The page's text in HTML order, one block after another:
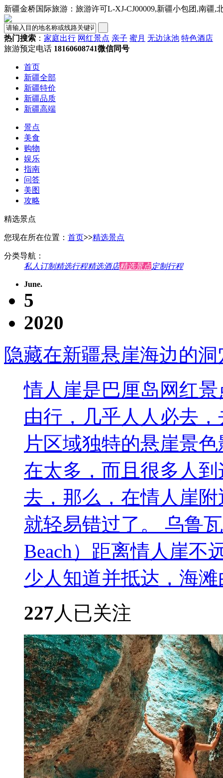
新疆金桥国际旅游：旅游许可L-XJ-CJ00009,新疆小包团,南疆,
热门搜索 ： 家庭出行 网红景点 亲子 蜜月 无边泳池 特色酒店
旅游预定电话 18160608741微信同号
首页
新疆全部
新疆特价
新疆品质
新疆高端
景点
美食
购物
娱乐
指南
问答
美图
攻略
精选景点
您现在所在位置： 首页>>精选景点
分类导航：
私人订制精选行程精选酒店精选景点定制行程
June.
5
2020
隐藏在新疆悬崖海边的
情人崖是巴厘岛网红
由行，几乎人人必去
片区域独特的悬崖景
在太多，而且很多人
去，那么，在情人崖
就轻易错过了。 乌鲁
Beach）距离情人崖不
少人知道并抵达，海滩
227 人已关注